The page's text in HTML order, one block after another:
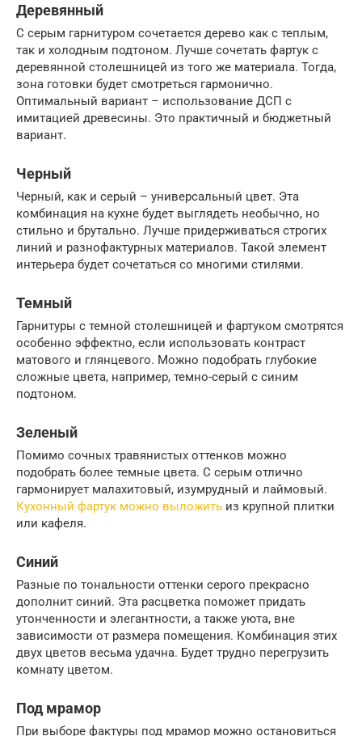
Деревянный
С серым гарнитуром сочетается дерево как с теплым,
так и холодным подтоном. Лучше сочетать фартук с
деревянной столешницей из того же материала. Тогда,
зона готовки будет смотреться гармонично.
Оптимальный вариант – использование ДСП с
имитацией древесины. Это практичный и бюджетный
вариант.
Черный
Черный, как и серый – универсальный цвет. Эта
комбинация на кухне будет выглядеть необычно, но
стильно и брутально. Лучше придерживаться строгих
линий и разнофактурных материалов. Такой элемент
интерьера будет сочетаться со многими стилями.
Темный
Гарнитуры с темной столешницей и фартуком смотрятся
особенно эффектно, если использовать контраст
матового и глянцевого. Можно подобрать глубокие
сложные цвета, например, темно-серый с синим
подтоном.
Зеленый
Помимо сочных травянистых оттенков можно
подобрать более темные цвета. С серым отлично
гармонирует малахитовый, изумрудный и лаймовый.
Кухонный фартук можно выложить из крупной плитки
или кафеля.
Синий
Разные по тональности оттенки серого прекрасно
дополнит синий. Эта расцветка поможет придать
утонченности и элегантности, а также уюта, вне
зависимости от размера помещения. Комбинация этих
двух цветов весьма удачна. Будет трудно перегрузить
комнату цветом.
Под мрамор
При выборе фактуры под мрамор можно остановиться